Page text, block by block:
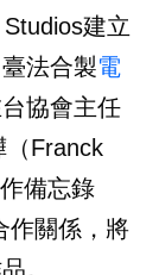
建立
法合製電
協會主任
（Franck
備忘錄
作關係，將
。